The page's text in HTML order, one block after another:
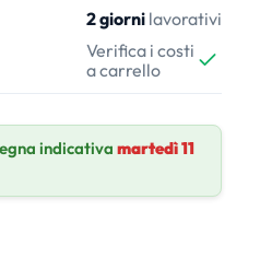
2 giorni lavorativi
Verifica i costi
a carrello
indicativa martedì 11